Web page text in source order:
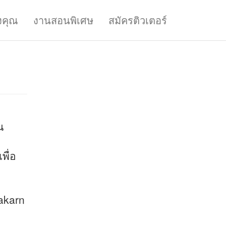
คุณ งานสอนพิเศษ สมัครติวเตอร์
พื่อ